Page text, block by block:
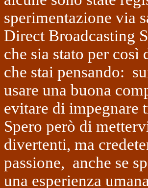
sperimentazione via
Direct Broadcasting
che sia stato per
che stai pensando:
usare una buona
evitare di impegnare
Spero però di
divertenti, ma
passione, anche se
una esperienza